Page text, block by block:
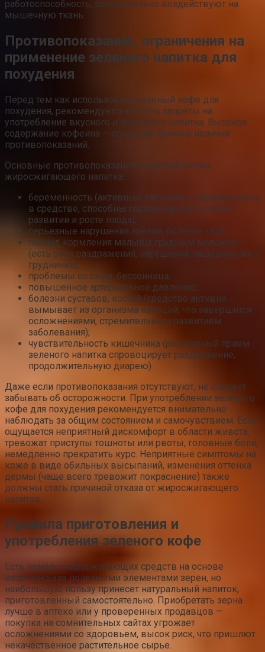
работоспособность, положительно воздействуют на
мышечную ткань.
Противопоказания, ограничения на
применение зеленого напитка для
похудения
Перед тем как использовать зеленый кофе для
похудения, рекомендуется изучить запреты на
употребление вкусного и полезного напитка. Высокое
содержание кофеина — основная причина наличия
противопоказаний.
Основные противопоказания к употреблению
жиросжигающего напитка:
беременность (активные элементы, содержащиеся
в средстве, способны спровоцировать сбой в
развитии и росте плода);
серьезные нарушения зрения, болезни глаз;
период кормления малыша грудным молоком
(есть риск раздражения, нарушений пищеварения у
грудничка);
проблемы со сном, бессонница;
повышенное артериальное давление;
болезни суставов, костей (средство активно
вымывает из организма кальций, что завершится
осложнениями, стремительным развитием
заболевания);
чувствительность кишечника (регулярный прием
зеленого напитка спровоцирует раздражение,
продолжительную диарею).
Даже если противопоказания отсутствуют, не следует
забывать об осторожности. При употреблении зеленого
кофе для похудения рекомендуется внимательно
наблюдать за общим состоянием и самочувствием. Если
ощущается неприятный дискомфорт в области живота,
тревожат приступы тошноты или рвоты, головные боли,
немедленно прекратить курс. Неприятные симптомы на
коже в виде обильных высыпаний, изменения оттенка
дермы (чаще всего тревожит покраснение) также
должны стать причиной отказа от жиросжигающего
напитка.
Правила приготовления и
употребления зеленого кофе
Есть немало жиросжигающих средств на основе
изобилующих полезными элементами зерен, но
наибольшую пользу принесет натуральный напиток,
приготовленный самостоятельно. Приобретать зерна
лучше в аптеке или у проверенных продавцов —
покупка на сомнительных сайтах угрожает
осложнениями со здоровьем, высок риск, что пришлют
некачественное растительное сырье.